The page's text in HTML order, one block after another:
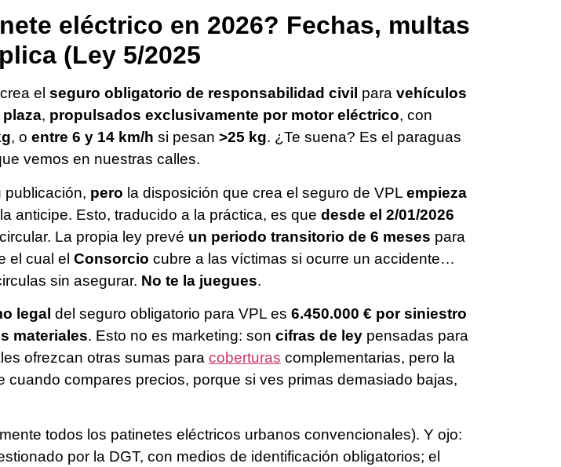
eléctrico en 2026? Fechas, multas
(Ley 5/2025
el seguro obligatorio de responsabilidad civil para vehículos
plaza, propulsados exclusivamente por motor eléctrico, con
, o entre 6 y 14 km/h si pesan >25 kg. ¿Te suena? Es el paraguas
vemos en nuestras calles.
publicación, pero la disposición que crea el seguro de VPL empieza
anticipe. Esto, traducido a la práctica, es que desde el 2/01/2026
La propia ley prevé un periodo transitorio de 6 meses para
el cual el Consorcio cubre a las víctimas si ocurre un accidente…
sin asegurar. No te la juegues.
legal del seguro obligatorio para VPL es 6.450.000 € por siniestro
materiales. Esto no es marketing: son cifras de ley pensadas para
ofrezcan otras sumas para coberturas complementarias, pero la
cuando compares precios, porque si ves primas demasiado bajas,
todos los patinetes eléctricos urbanos convencionales). Y ojo:
por la DGT, con medios de identificación obligatorios; el